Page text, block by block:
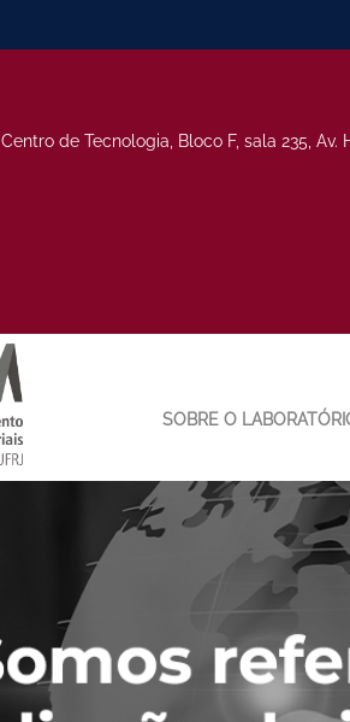
Centro de Tecnologia, Bloco F, sala 235,
SOBRE O